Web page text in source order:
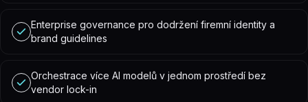
Enterprise governance pro dodržení firemní identity a
brand guidelines
Orchestrace více AI modelů v jednom prostředí bez
vendor lock-in